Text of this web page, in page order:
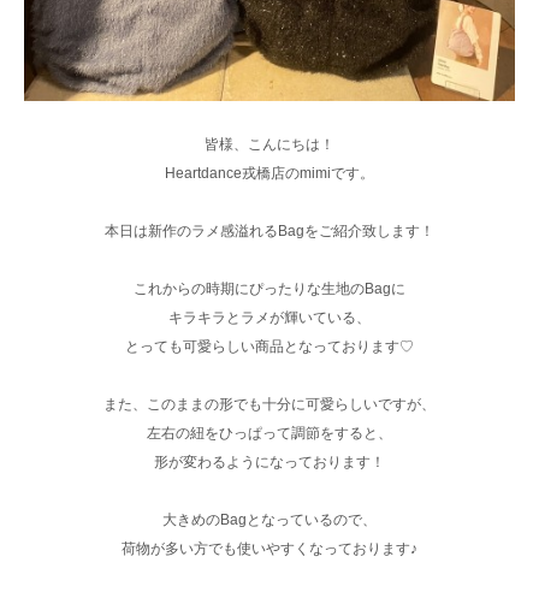
皆様、こんにちは！
Heartdance戎橋店のmimiです。
本日は新作のラメ感溢れるBagをご紹介致します！
これからの時期にぴったりな生地のBagに
キラキラとラメが輝いている、
とっても可愛らしい商品となっております♡
また、このままの形でも十分に可愛らしいですが、
左右の紐をひっぱって調節をすると、
形が変わるようになっております！
大きめのBagとなっているので、
荷物が多い方でも使いやすくなっております♪